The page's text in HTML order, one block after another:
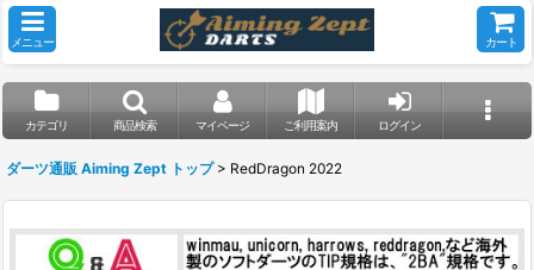
メニュー カート
カテゴリ 商品検索 マイページ ご利用案内 ログイン
ダーツ通販 Aiming Zept トップ > RedDragon 2022